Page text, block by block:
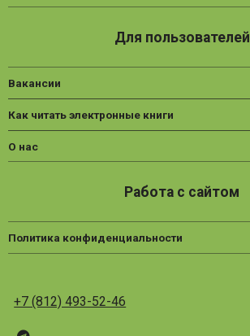
Для пользователей
Вакансии
Как читать электронные книги
О нас
Работа с сайтом
Политика конфиденциальности
+7 (812) 493-52-46